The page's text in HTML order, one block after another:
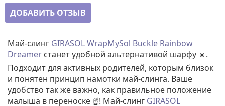
ДОБАВИТЬ ОТЗЫВ
Май-слинг GIRASOL WrapMySol Buckle Rainbow
Dreamer станет удобной альтернативой шарфу ☀️.
Подходит для активных родителей, которым близок
и понятен принцип намотки май-слинга. Ваше
удобство так же важно, как правильное положение
малыша в переноске ☝️! Май-слинг GIRASOL